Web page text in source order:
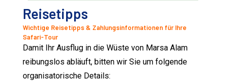
Reisetipps
Wichtige Reisetipps & Zahlungsinformationen für Ihre
Safari-Tour
Damit Ihr Ausflug in die Wüste von Marsa Alam
reibungslos abläuft, bitten wir Sie um folgende
organisatorische Details: